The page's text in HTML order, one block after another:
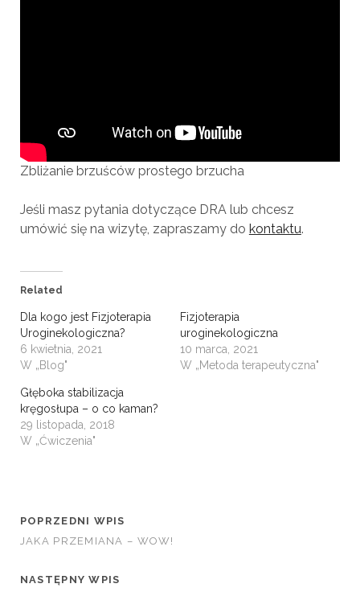
Zbliżanie brzuśców prostego brzucha
Jeśli masz pytania dotyczące DRA lub chcesz
umówić się na wizytę, zapraszamy do kontaktu.
Related
Dla kogo jest Fizjoterapia
Uroginekologiczna?
6 kwietnia, 2021
W „Blog"
Fizjoterapia
uroginekologiczna
10 marca, 2021
W „Metoda terapeutyczna"
Głęboka stabilizacja
kręgosłupa – o co kaman?
29 listopada, 2018
W „Ćwiczenia"
POPRZEDNI WPIS
JAKA PRZEMIANA – WOW!
NASTĘPNY WPIS